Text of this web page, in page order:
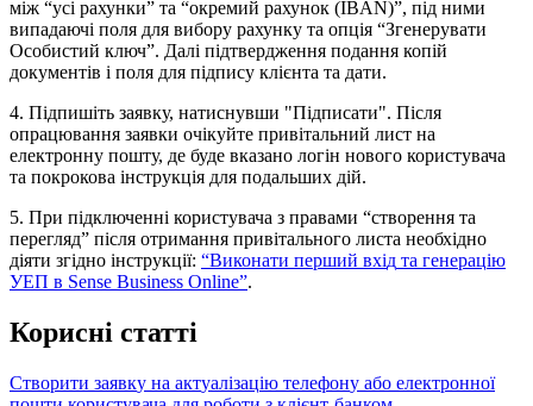
4. Підпишіть заявку, натиснувши "Підписати". Після
опрацювання заявки очікуйте привітальний лист на
електронну пошту, де буде вказано логін нового користувача
та покрокова інструкція для подальших дій.
5. При підключенні користувача з правами “створення та
перегляд” після отримання привітального листа необхідно
діяти згідно інструкції: “Виконати перший вхід та генерацію
УЕП в Sense Business Online”.
Корисні статті
Створити заявку на актуалізацію телефону або електронної